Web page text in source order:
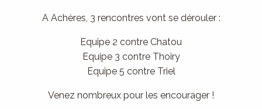
A Achères, 3 rencontres vont se dérouler :
Equipe 2 contre Chatou
Equipe 3 contre Thoiry
Equipe 5 contre Triel
Venez nombreux pour les encourager !